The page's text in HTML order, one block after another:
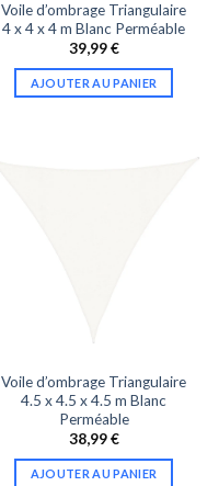
Voile d’ombrage Triangulaire
4 x 4 x 4 m Blanc Perméable
39,99€
AJOUTER AU PANIER
Voile d’ombrage Triangulaire
4.5 x 4.5 x 4.5 m Blanc
Perméable
38,99€
AJOUTER AU PANIER